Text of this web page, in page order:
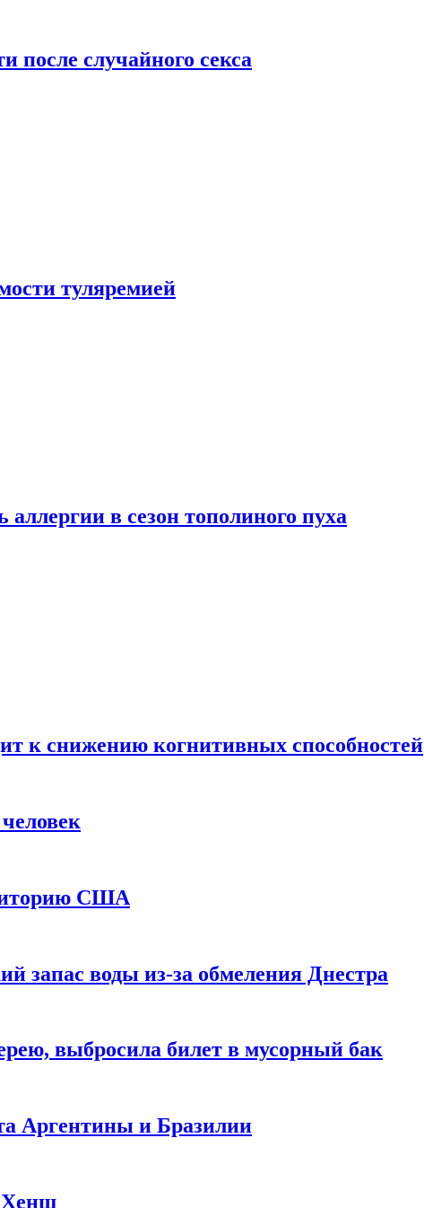
после случайного секса
туляремией
в сезон тополиного пуха
к снижению когнитивных способностей
США
запас воды из-за обмеления Днестра
выбросила билет в мусорный бак
Аргентины и Бразилии
Хенш